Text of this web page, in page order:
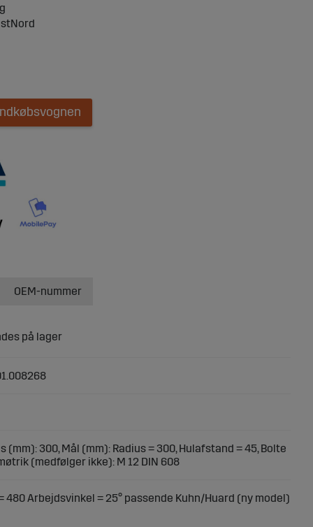
(mm): 300, Mål (mm): Radius = 300, Hulafstand = 45, Bolte
(medfølger ikke): M 12 DIN 608
Arbejdsvinkel = 25° passende Kuhn/Huard (ny model)
OEM-nummer